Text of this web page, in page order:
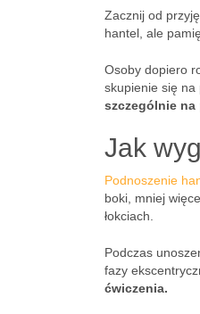
Zacznij od
hantel, ale
Osoby dopiero
skupienie się na
szczególnie na
Jak
Podnoszenie
boki, mniej
łokciach.
Podczas
fazy
ćwiczenia.